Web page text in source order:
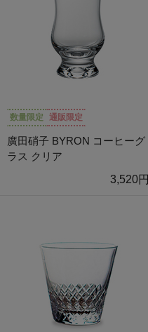
数量限定 通販限定
廣田硝子 BYRON コーヒーグ
ラス クリア
3,520円